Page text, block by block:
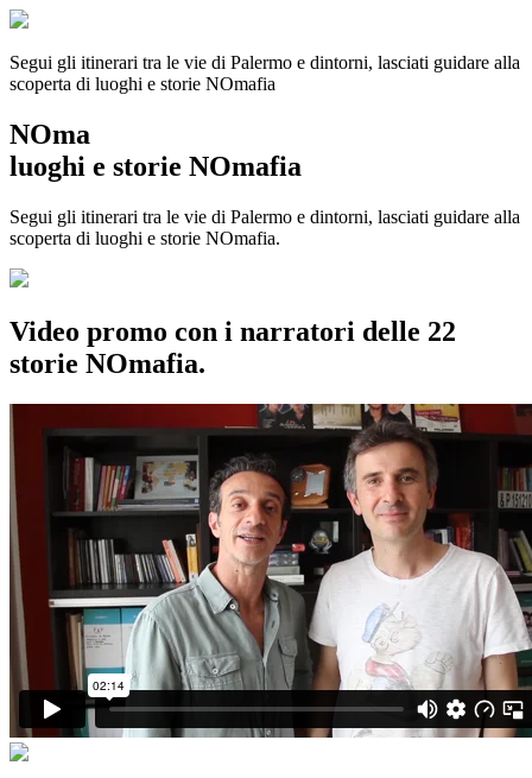
Segui gli itinerari tra le vie di Palermo e dintorni, lasciati guidare alla
scoperta di luoghi e storie NOmafia
NOma
luoghi e storie NOmafia
Segui gli itinerari tra le vie di Palermo e dintorni, lasciati guidare alla
scoperta di luoghi e storie NOmafia.
Video promo con i narratori delle 22
storie NOmafia.